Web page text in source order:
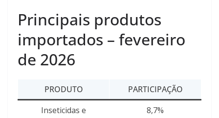
Principais produtos
importados – fevereiro
de 2026
PRODUTO
PARTICIPAÇÃO
Inseticidas e
8,7%